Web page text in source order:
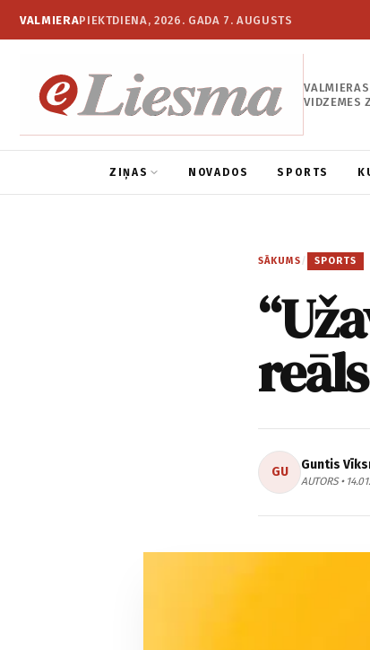
VALMIERAPIEKTDIENA, 2026. GADA 7. AUGUSTS
VIDZEMES
ZIŅAS NOVADOS SPORTS
SĀKUMS / SPORTS
reāls
GU Guntis
AUTORS •